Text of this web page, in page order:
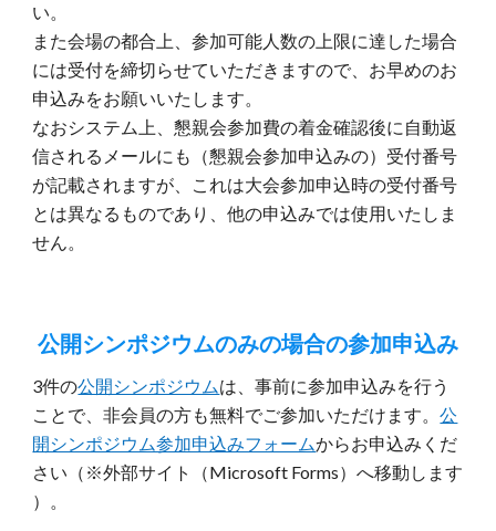
い。
また会場の都合上、参加可能人数の上限に達した場合
には受付を締切らせていただきますので、お早めのお
申込みをお願いいたします。
なおシステム上、懇親会参加費の着金確認後に自動返
信されるメールにも（懇親会参加申込みの）受付番号
が記載されますが、これは大会参加申込時の受付番号
とは異なるものであり、他の申込みでは使用いたしま
せん。
公開シンポジウムのみの場合の参加申込み
3件の公開シンポジウムは、事前に参加申込みを行う
ことで、非会員の方も無料でご参加いただけます。公
開シンポジウム参加申込みフォームからお申込みくだ
さい（※外部サイト（Microsoft Forms）へ移動します
）。